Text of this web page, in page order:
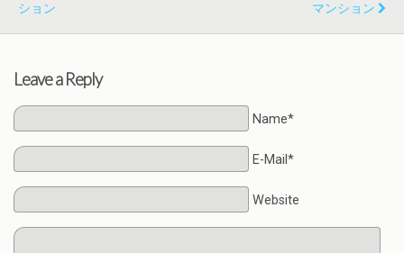
ション
マンション
Leave a Reply
Name*
E-Mail*
Website